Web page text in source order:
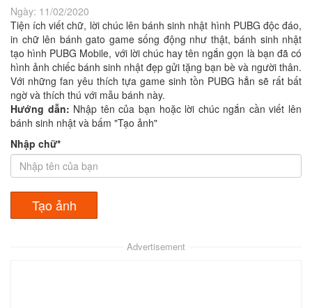
Ngày: 11/02/2020
Tiện ích viết chữ, lời chúc lên bánh sinh nhật hình PUBG độc đáo,
in chữ lên bánh gato game sống động như thật, bánh sinh nhật
tạo hình PUBG Mobile, với lời chúc hay tên ngắn gọn là bạn đã có
hình ảnh chiếc bánh sinh nhật đẹp gửi tặng bạn bè và người thân.
Với những fan yêu thích tựa game sinh tồn PUBG hẳn sẽ rất bất
ngờ và thích thú với mẫu bánh này.
Hướng dẫn: Nhập tên của bạn hoặc lời chúc ngắn cần viết lên
bánh sinh nhật và bấm "Tạo ảnh"
Nhập chữ*
Advertisement